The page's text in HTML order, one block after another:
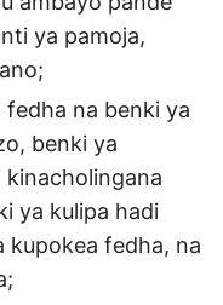
ya pamoja,
fedha na benki ya
benki ya
kinacholingana
ya kulipa hadi
kupokea fedha, na